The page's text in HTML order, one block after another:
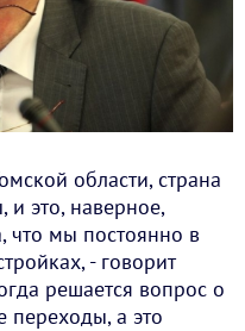
области, страна
это, наверное,
что мы постоянно в
- говорит
решается вопрос о
переходы, а это